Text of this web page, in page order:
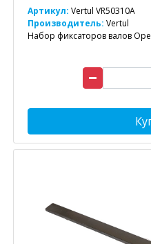
Артикул: Vertul VR50310A
Производитель: Vertul
Набор фиксаторов валов